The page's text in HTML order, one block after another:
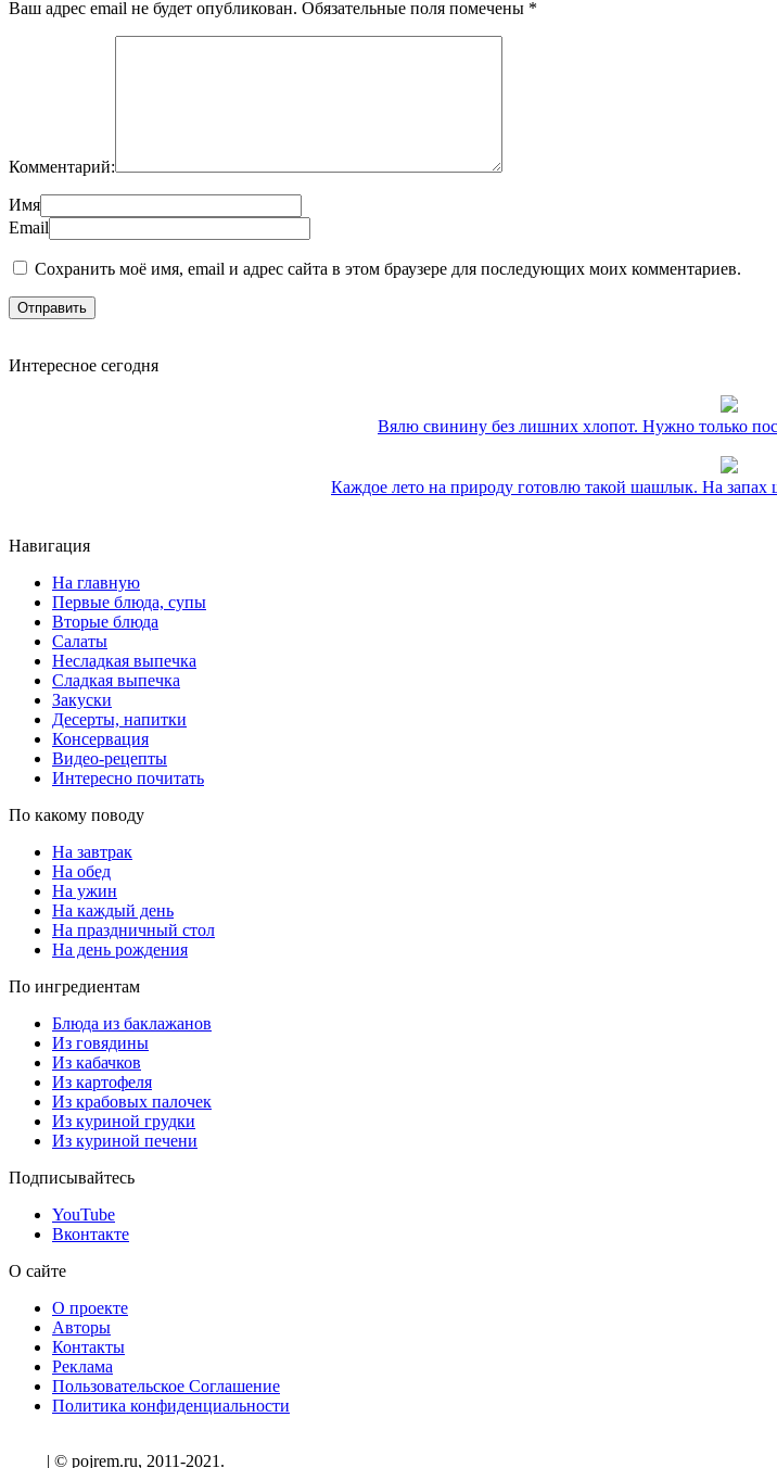
Ваш адрес email не будет опубликован. Обязательные поля помечены *
Комментарий:
Имя
Email
Сохранить моё имя, email и адрес сайта в этом браузере для последующих моих комментариев.
Интересное сегодня
Вялю свинину без лишних хлопот. Нужно только
Каждое лето на природу готовлю такой шашлык. На запах
Навигация
На главную
Первые блюда, супы
Вторые блюда
Салаты
Несладкая выпечка
Сладкая выпечка
Закуски
Десерты, напитки
Консервация
Видео-рецепты
Интересно почитать
По какому поводу
На завтрак
На обед
На ужин
На каждый день
На праздничный стол
На день рождения
По ингредиентам
Блюда из баклажанов
Из говядины
Из кабачков
Из картофеля
Из крабовых палочек
Из куриной грудки
Из куриной печени
Подписывайтесь
YouTube
Вконтакте
О сайте
О проекте
Авторы
Контакты
Реклама
Пользовательское Соглашение
Политика конфиденциальности
| © pojrem.ru, 2011-2021.